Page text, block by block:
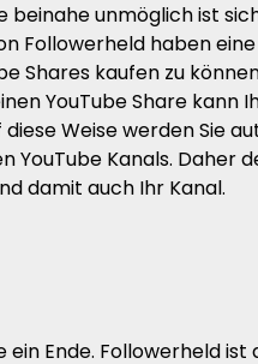
unmöglich ist
Followerheld haben
Shares kaufen zu
YouTube Share kann
Weise werden Sie
Kanals. Daher
damit auch Ihr Kanal.
ein Ende. Followerheld